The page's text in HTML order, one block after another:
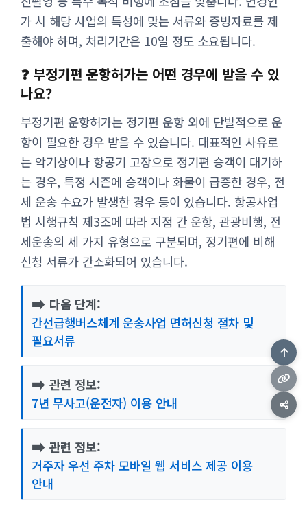
가 시 해당 사업의 특성에 맞는 서류와 증빙자료를 제
출해야 하며, 처리기간은 10일 정도 소요됩니다.
❓ 부정기편 운항허가는 어떤 경우에 받을 수 있
나요?
부정기편 운항허가는 정기편 운항 외에 단발적으로 운
항이 필요한 경우 받을 수 있습니다. 대표적인 사유로
는 악기상이나 항공기 고장으로 정기편 승객이 대기하
는 경우, 특정 시즌에 승객이나 화물이 급증한 경우, 전
세 운송 수요가 발생한 경우 등이 있습니다. 항공사업
법 시행규칙 제3조에 따라 지점 간 운항, 관광비행, 전
세운송의 세 가지 유형으로 구분되며, 정기편에 비해
신청 서류가 간소화되어 있습니다.
➡️ 다음 단계:
간선급행버스체계 운송사업 면허신청 절차 및
필요서류
➡️ 관련 정보:
7년 무사고(운전자) 이용 안내
➡️ 관련 정보:
거주자 우선 주차 모바일 웹 서비스 제공 이용
안내